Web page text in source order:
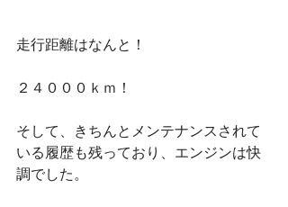
走行距離はなんと！
２４０００ｋｍ！
そして、きちんとメンテナンスされて
いる履歴も残っており、エンジンは快
調でした。